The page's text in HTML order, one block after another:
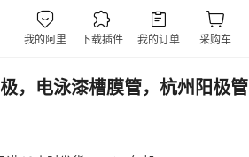
，电泳漆槽膜管，杭州阳极管